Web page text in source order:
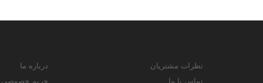
نظرات مشتریان
تماس با ما
درباره ما
حریم خصوصی